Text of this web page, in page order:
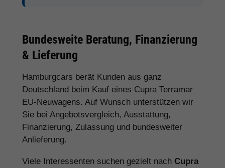
Bundesweite Beratung, Finanzierung
& Lieferung
Hamburgcars berät Kunden aus ganz
Deutschland beim Kauf eines Cupra Terramar
EU-Neuwagens. Auf Wunsch unterstützen wir
Sie bei Angebotsvergleich, Ausstattung,
Finanzierung, Zulassung und bundesweiter
Anlieferung.
Viele Interessenten suchen gezielt nach Cupra